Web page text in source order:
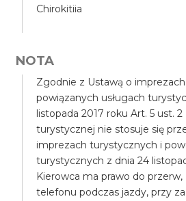
Chirokitiia
NOTA
Zgodnie z Ustawą o
powiązanych usługach
listopada 2017 roku Art. 5 ust. 2
turystycznej nie stosuje się
imprezach turystycznych i
turystycznych z dnia 24
Kierowca ma prawo do
telefonu podczas jazdy, przy